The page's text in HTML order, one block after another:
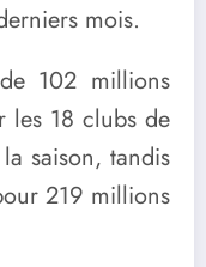
mois.
102 millions
les 18 clubs de
saison, tandis
219 millions